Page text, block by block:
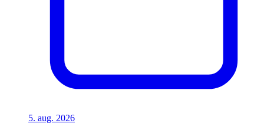
5. aug. 2026